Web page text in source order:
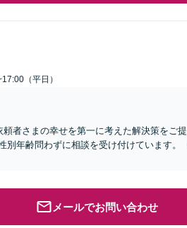
（平日）
者さまの幸せを第一に考えた解決策をご
年齢問わずに相談を受け付けています。
メールでお問い合わせ